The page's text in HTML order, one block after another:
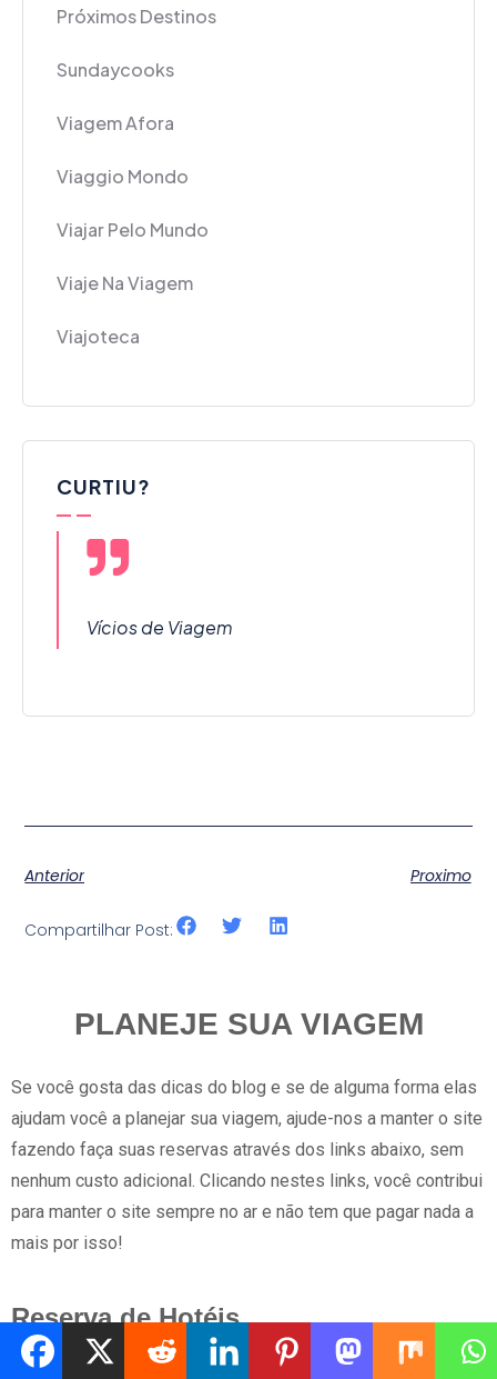
Próximos Destinos
Sundaycooks
Viagem Afora
Viaggio Mondo
Viajar Pelo Mundo
Viaje Na Viagem
Viajoteca
CURTIU?
Vícios de Viagem
Anterior Proximo
Compartilhar Post:
PLANEJE SUA VIAGEM
Se você gosta das dicas do blog e se de alguma forma elas
ajudam você a planejar sua viagem, ajude-nos a manter o site
fazendo faça suas reservas através dos links abaixo, sem
nenhum custo adicional. Clicando nestes links, você contribui
para manter o site sempre no ar e não tem que pagar nada a
mais por isso!
Reserva de Hotéis
Booking.com